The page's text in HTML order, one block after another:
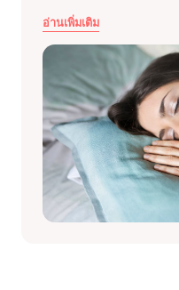
อ่านเพิ่มเติม